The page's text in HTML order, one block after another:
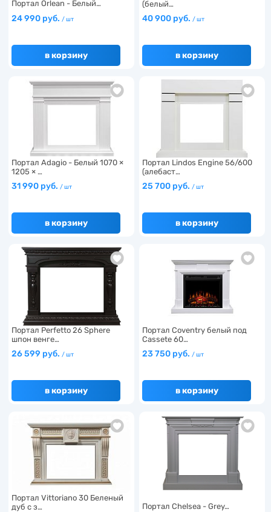
Портал Orlean - Белый…
24 990 руб. / шт
в корзину
(белый…
40 900 руб. / шт
в корзину
Портал Adagio - Белый 1070 ×
1205 × …
31 990 руб. / шт
в корзину
Портал Lindos Engine 56/600
(алебаст…
25 700 руб. / шт
в корзину
Портал Perfetto 26 Sphere
шпон венге…
26 599 руб. / шт
в корзину
Портал Coventry белый под
Cassete 60…
23 750 руб. / шт
в корзину
Портал Vittoriano 30 Беленый
дуб с з…
Портал Chelsea - Grey…